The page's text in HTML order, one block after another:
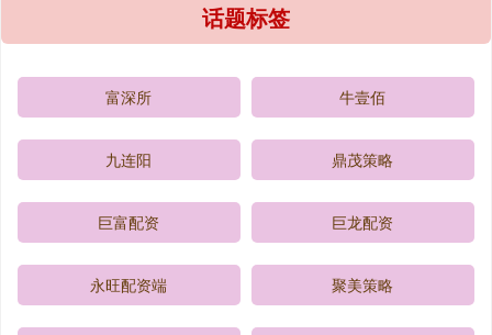
话题标签
富深所 牛壹佰
九连阳 鼎茂策略
巨富配资 巨龙配资
永旺配资端 聚美策略